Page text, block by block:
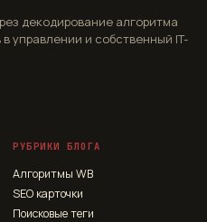
декодирование алгоритма
управлении и собственный IT-
РУБРИКИ БЛОГА
Алгоритмы WB
SEO карточки
Поисковые теги